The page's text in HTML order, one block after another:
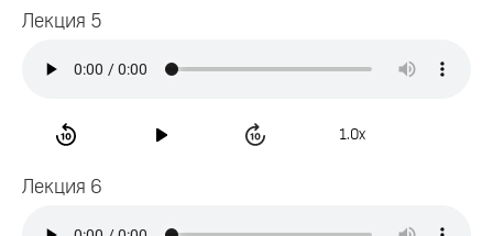
Лекция 5
1.0x
Лекция 6